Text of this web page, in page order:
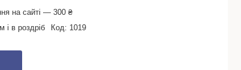
на сайті — 300 ₴
і в роздріб Код: 1019